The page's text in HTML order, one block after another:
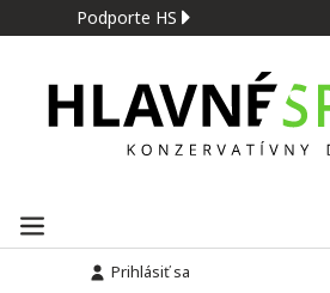
Podporte HS
Prihlásiť sa